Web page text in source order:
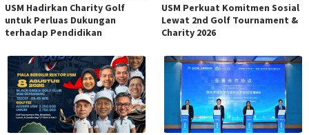
USM Hadirkan Charity Golf
untuk Perluas Dukungan
terhadap Pendidikan
USM Perkuat Komitmen Sosial
Lewat 2nd Golf Tournament &
Charity 2026